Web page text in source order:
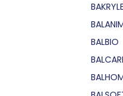
BALBIO